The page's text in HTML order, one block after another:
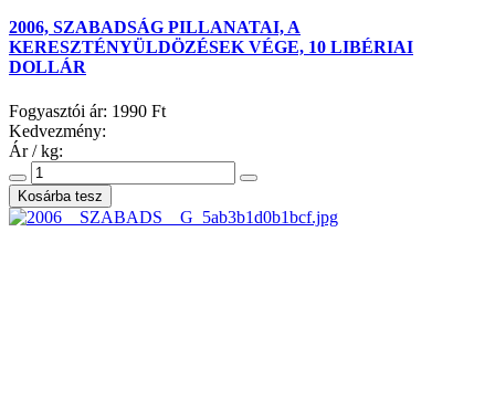
2006, SZABADSÁG PILLANATAI, A
KERESZTÉNYÜLDÖZÉSEK VÉGE, 10 LIBÉRIAI
DOLLÁR
Fogyasztói ár: 1990 Ft
Kedvezmény:
Ár / kg: